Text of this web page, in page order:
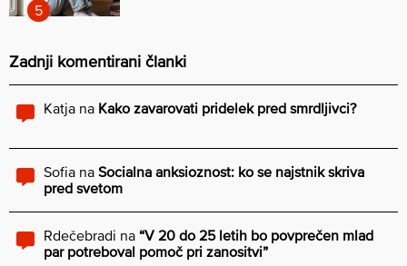
Zadnji komentirani članki
Katja na Kako zavarovati pridelek pred smrdljivci?
Sofia na Socialna anksioznost: ko se najstnik skriva
pred svetom
Rdečebradi na “V 20 do 25 letih bo povprečen mlad
par potreboval pomoč pri zanositvi”